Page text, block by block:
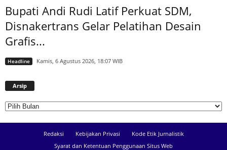
Bupati Andi Rudi Latif Perkuat SDM,
Disnakertrans Gelar Pelatihan Desain
Grafis...
Headline Kamis, 6 Agustus 2026, 18:07 WIB
Arsip
Redaksi Kebijakan Privasi
Kode Etik Jurnalistik
Syarat dan Ketentuan Penggunaan Situs Web